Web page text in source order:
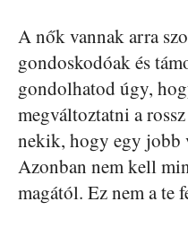
A nők vannak arra
gondoskodóak és
gondolhatod úgy,
megváltoztatni a
nekik, hogy egy jobb
Azonban nem kell
magától. Ez nem a te